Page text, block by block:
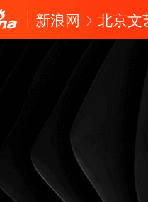
新浪网 北京文